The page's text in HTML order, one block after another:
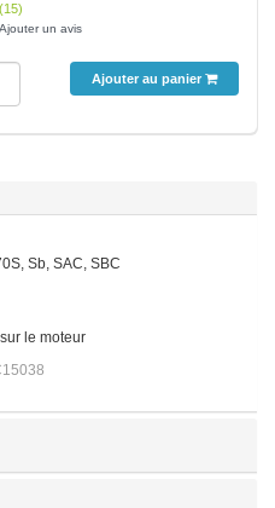
un avis
Ajouter au panier
Sb, SAC, SBC
le moteur